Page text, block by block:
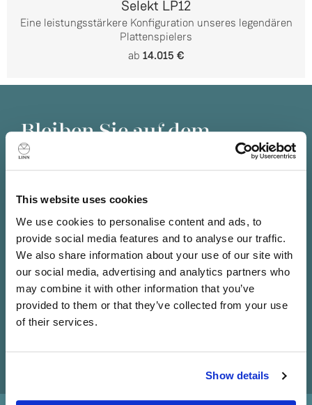
This website uses cookies
We use cookies to personalise content and ads, to
provide social media features and to analyse our traffic.
We also share information about your use of our site with
our social media, advertising and analytics partners who
may combine it with other information that you’ve
provided to them or that they’ve collected from your use
of their services.
Show details
Selekt LP12
Eine leistungsstärkere Konfiguration unseres legendären
Plattenspielers
ab 14.015 €
Bleiben Sie auf dem
Laufenden
über die neuesten Linn Produkte, Musik, Angebote und